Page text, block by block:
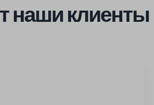
наши клиенты